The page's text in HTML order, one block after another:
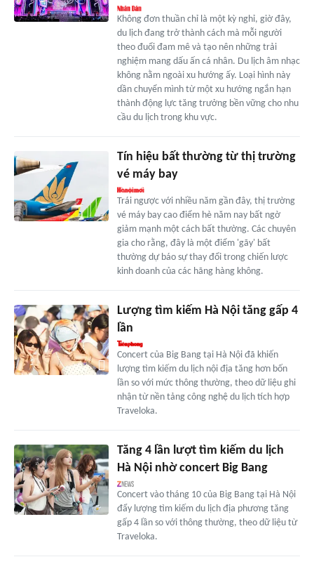
Không đơn thuần chỉ là một kỳ nghỉ, giờ đây,
du lịch đang trở thành cách mà mỗi người
theo đuổi đam mê và tạo nên những trải
nghiệm mang dấu ấn cá nhân. Du lịch âm nhạc
không nằm ngoài xu hướng ấy. Loại hình này
dần chuyển mình từ một xu hướng ngắn hạn
thành động lực tăng trưởng bền vững cho nhu
cầu du lịch trong khu vực.
Tín hiệu bất thường từ thị trường
vé máy bay
Trái ngược với nhiều năm gần đây, thị trường
vé máy bay cao điểm hè năm nay bất ngờ
giảm mạnh một cách bất thường. Các chuyên
gia cho rằng, đây là một điểm 'gãy' bất
thường dự báo sự thay đổi trong chiến lược
kinh doanh của các hãng hàng không.
Lượng tìm kiếm Hà Nội tăng gấp 4
lần
Concert của Big Bang tại Hà Nội đã khiến
lượng tìm kiếm du lịch nội địa tăng hơn bốn
lần so với mức thông thường, theo dữ liệu ghi
nhận từ nền tảng công nghệ du lịch tích hợp
Traveloka.
Tăng 4 lần lượt tìm kiếm du lịch
Hà Nội nhờ concert Big Bang
Concert vào tháng 10 của Big Bang tại Hà Nội
đẩy lượng tìm kiếm du lịch địa phương tăng
gấp 4 lần so với thông thường, theo dữ liệu từ
Traveloka.